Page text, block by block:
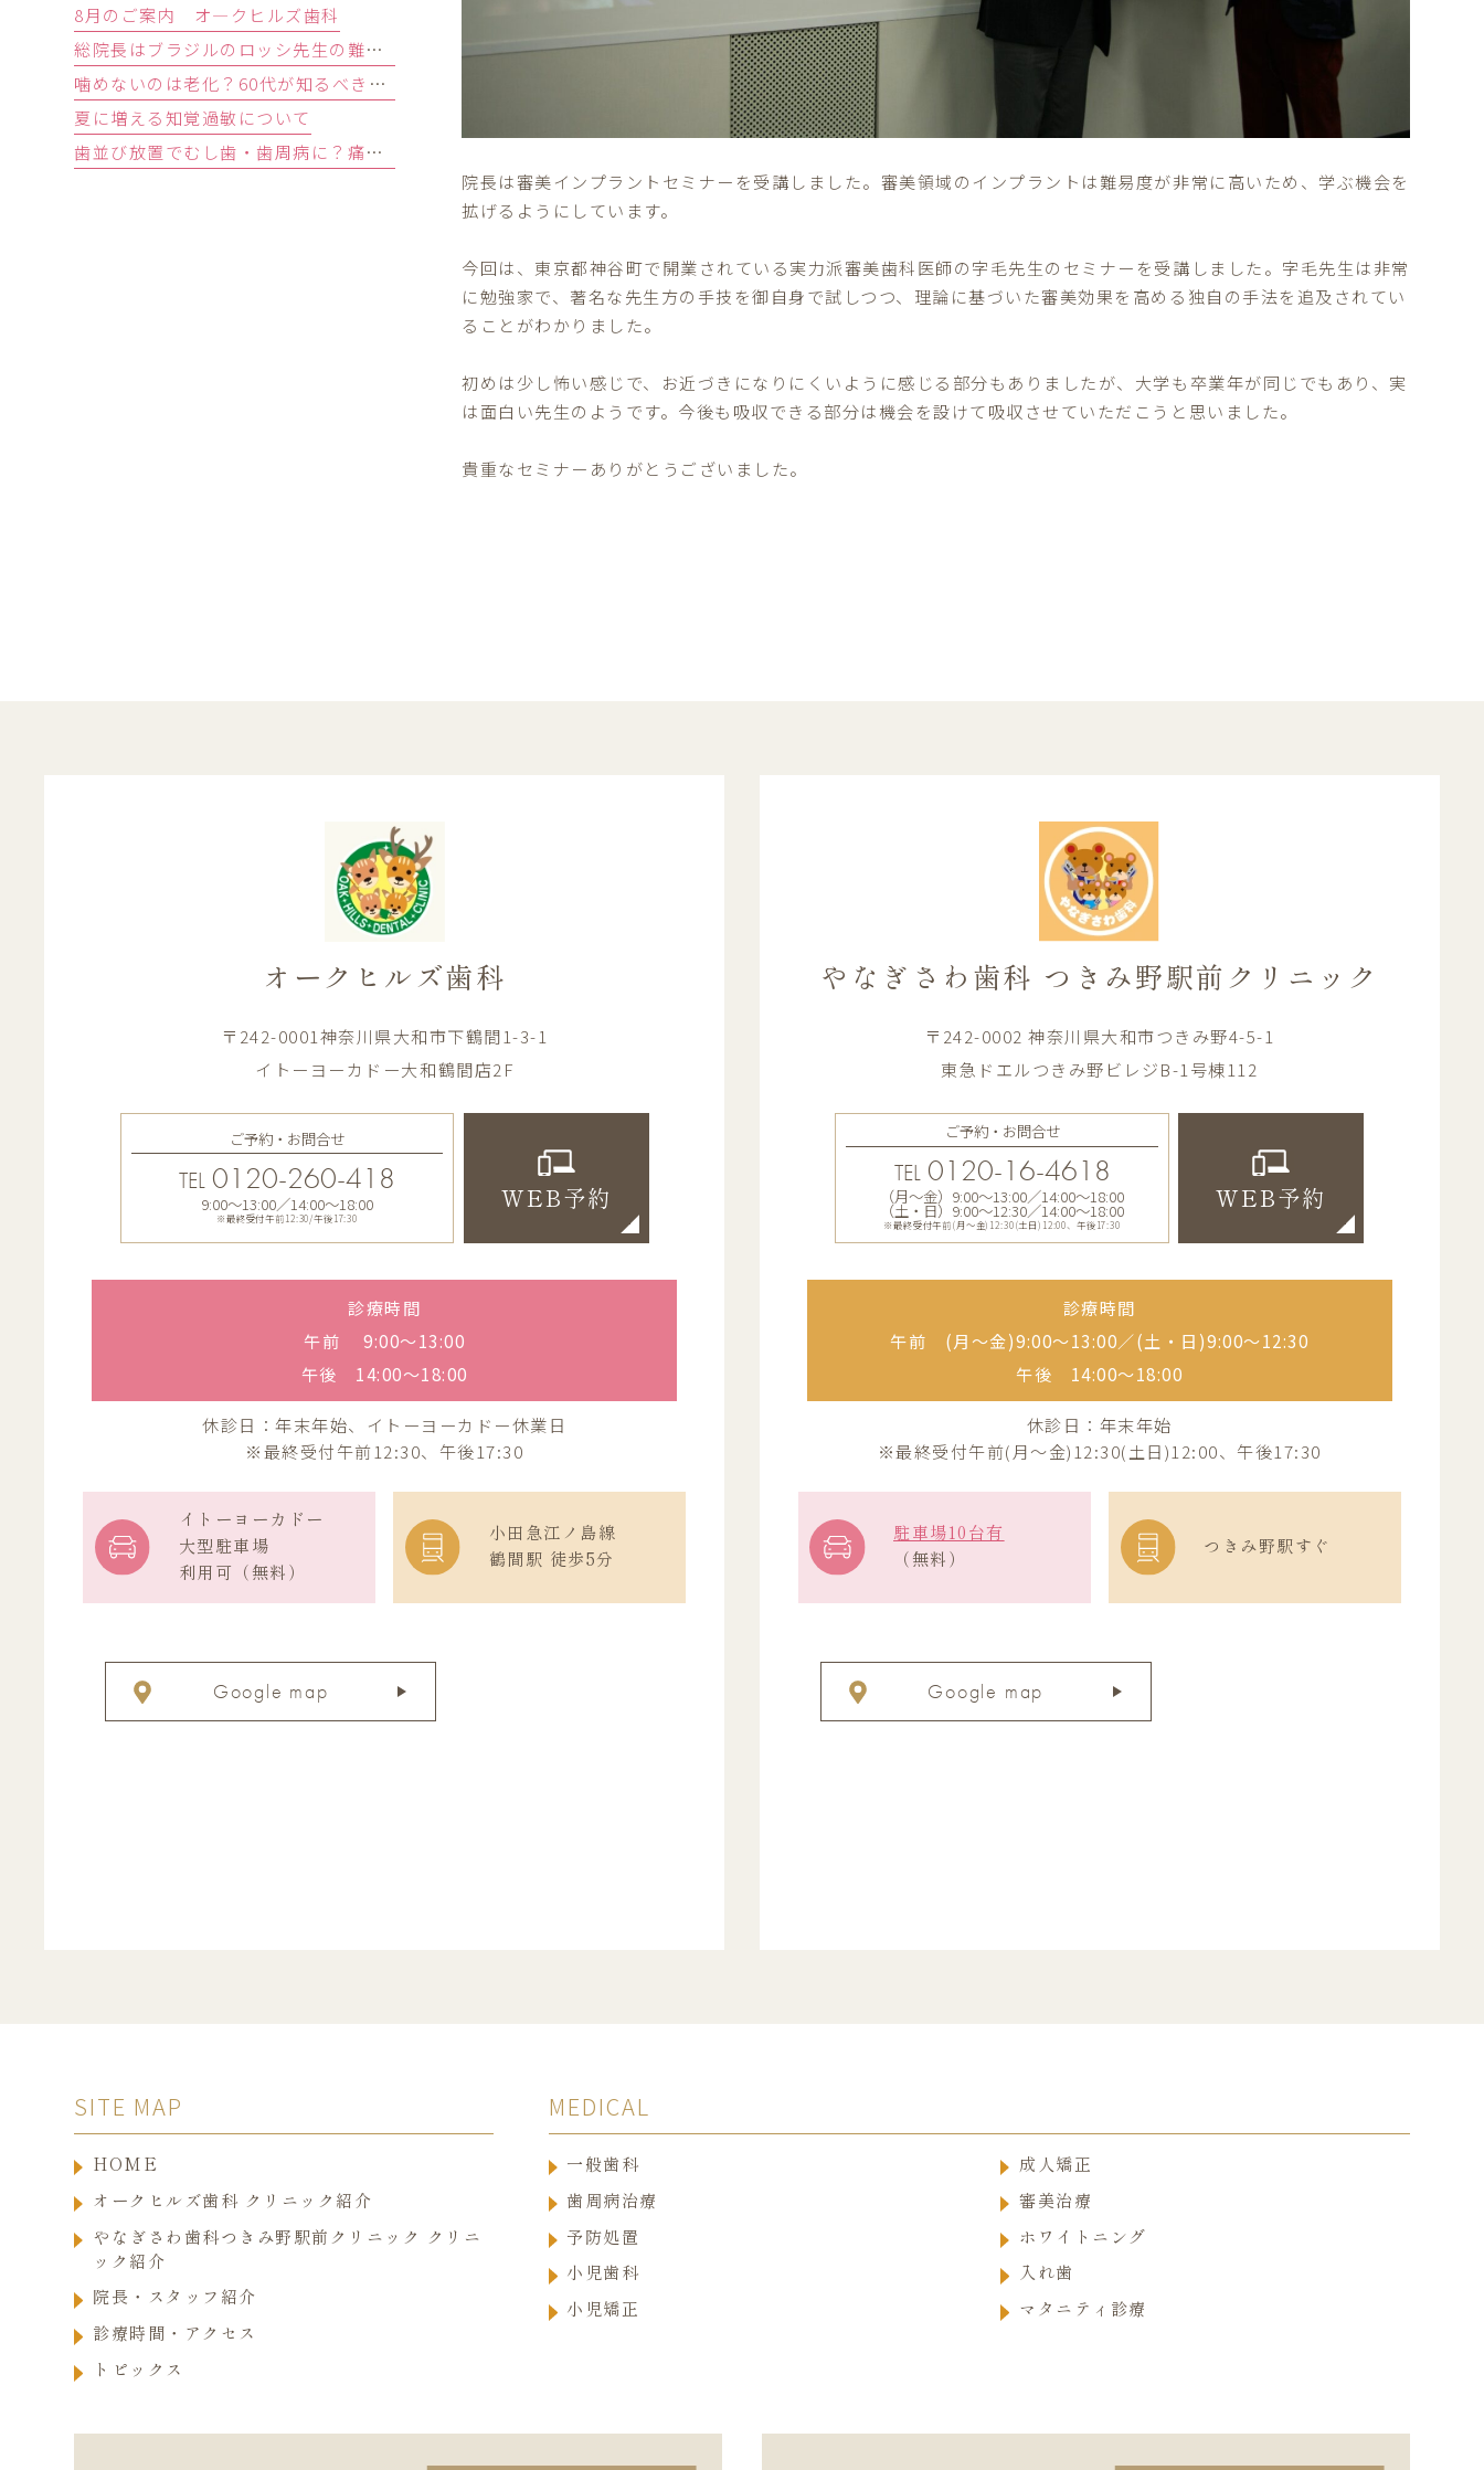
院長は審美インプラントセミナーを受講しました。審美領域のインプラントは難易度が非常に高いため、学ぶ機会を
拡げるようにしています。
今回は、東京都神谷町で開業されている実力派審美歯科医師の字毛先生のセミナーを受講しました。字毛先生は非常
に勉強家で、著名な先生方の手技を御自身で試しつつ、理論に基づいた審美効果を高める独自の手法を追及されてい
ることがわかりました。
初めは少し怖い感じで、お近づきになりにくいように感じる部分もありましたが、大学も卒業年が同じでもあり、実
は面白い先生のようです。今後も吸収できる部分は機会を設けて吸収させていただこうと思いました。
貴重なセミナーありがとうございました。
8月のご案内 オ―クヒルズ歯科
総院長はブラジルのロッシ先生の難症例インプラントオペ研修会に参加しました。
噛めないのは老化？60代が知るべき原因と歯を残す精密治療
夏に増える知覚過敏について
歯並び放置でむし歯・歯周病に？痛みがなくても受診すべきサイン
オークヒルズ歯科
〒242-0001神奈川県大和市下鶴間1-3-1
イトーヨーカドー大和鶴間店2F
ご予約・お問合せ
TEL 0120-260-418
9:00〜13:00／14:00〜18:00
※最終受付午前12:30/午後17:30
WEB予約
診療時間
午前 9:00〜13:00
午後 14:00〜18:00
休診日：年末年始、イトーヨーカドー休業日
※最終受付午前12:30、午後17:30
イトーヨーカドー
大型駐車場
利用可（無料）
小田急江ノ島線
鶴間駅 徒歩5分
Google map
やなぎさわ歯科 つきみ野駅前クリニック
〒242-0002 神奈川県大和市つきみ野4-5-1
東急ドエルつきみ野ビレジB-1号棟112
ご予約・お問合せ
TEL0120-16-4618
（月〜金）9:00〜13:00／14:00〜18:00
（土・日）9:00〜12:30／14:00〜18:00
※最終受付午前(月～金)12:30(土日)12:00、午後17:30
WEB予約
診療時間
午前 (月〜金)9:00〜13:00／(土・日)9:00〜12:30
午後 14:00〜18:00
休診日：年末年始
※最終受付午前(月～金)12:30(土日)12:00、午後17:30
駐車場10台有
（無料）
つきみ野駅すぐ
Google map
SITE MAP
HOME
オークヒルズ歯科 クリニック紹介
やなぎさわ歯科つきみ野駅前クリニック クリニ
ック紹介
院長・スタッフ紹介
診療時間・アクセス
トピックス
MEDICAL
一般歯科 成人矯正
歯周病治療 審美治療
予防処置 ホワイトニング
小児歯科 入れ歯
小児矯正 マタニティ診療